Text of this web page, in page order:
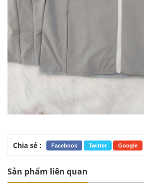
Chia sẻ : Facebook Twitter Google
Sản phẩm liên quan